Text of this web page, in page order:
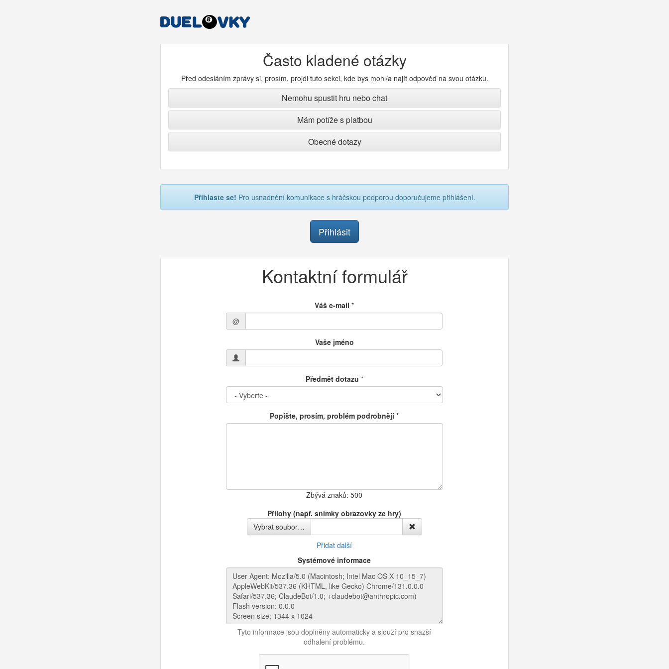
Často kladené otázky
Před odesláním zprávy si, prosím, projdi tuto sekci, kde bys mohl/a najít odpověď na svou otázku.
Nemohu spustit hru nebo chat
Mám potíže s platbou
Obecné dotazy
Přihlaste se! Pro usnadnění komunikace s hráčskou podporou doporučujeme přihlášení.
Přihlásit
Kontaktní formulář
Váš e-mail *
@
Vaše jméno
Předmět dotazu *
Popište, prosím, problém podrobněji *
Zbývá znaků:500
Přílohy (např. snímky obrazovky ze hry)
Vybrat soubor…
Přidat další
Systémové informace
Tyto informace jsou doplněny automaticky a slouží pro snazší
odhalení problému.